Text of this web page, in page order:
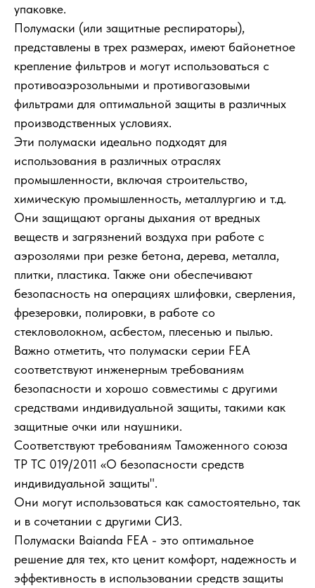
упаковке.
Полумаски (или защитные респираторы),
представлены в трех размерах, имеют байонетное
крепление фильтров и могут использоваться с
противоаэрозольными и противогазовыми
фильтрами для оптимальной защиты в различных
производственных условиях.
Эти полумаски идеально подходят для
использования в различных отраслях
промышленности, включая строительство,
химическую промышленность, металлургию и т.д.
Они защищают органы дыхания от вредных
веществ и загрязнений воздуха при работе с
аэрозолями при резке бетона, дерева, металла,
плитки, пластика. Также они обеспечивают
безопасность на операциях шлифовки, сверления,
фрезеровки, полировки, в работе со
стекловолокном, асбестом, плесенью и пылью.
Важно отметить, что полумаски серии FEA
соответствуют инженерным требованиям
безопасности и хорошо совместимы с другими
средствами индивидуальной защиты, такими как
защитные очки или наушники.
Соответствуют требованиям Таможенного союза
TP TC 019/2011 «О безопасности средств
индивидуальной защиты".
Они могут использоваться как самостоятельно, так
и в сочетании с другими СИЗ.
Полумаски Baianda FEA - это оптимальное
решение для тех, кто ценит комфорт, надежность и
эффективность в использовании средств защиты